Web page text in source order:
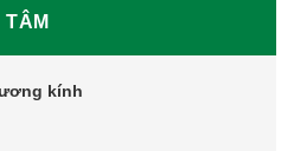
kính